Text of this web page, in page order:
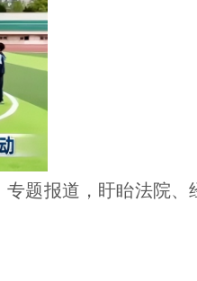
题报道，盱眙法院、